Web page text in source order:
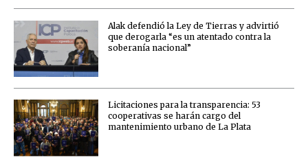
Alak defendió la Ley de Tierras y advirtió
que derogarla “es un atentado contra la
soberanía nacional”
Licitaciones para la transparencia: 53
cooperativas se harán cargo del
mantenimiento urbano de La Plata